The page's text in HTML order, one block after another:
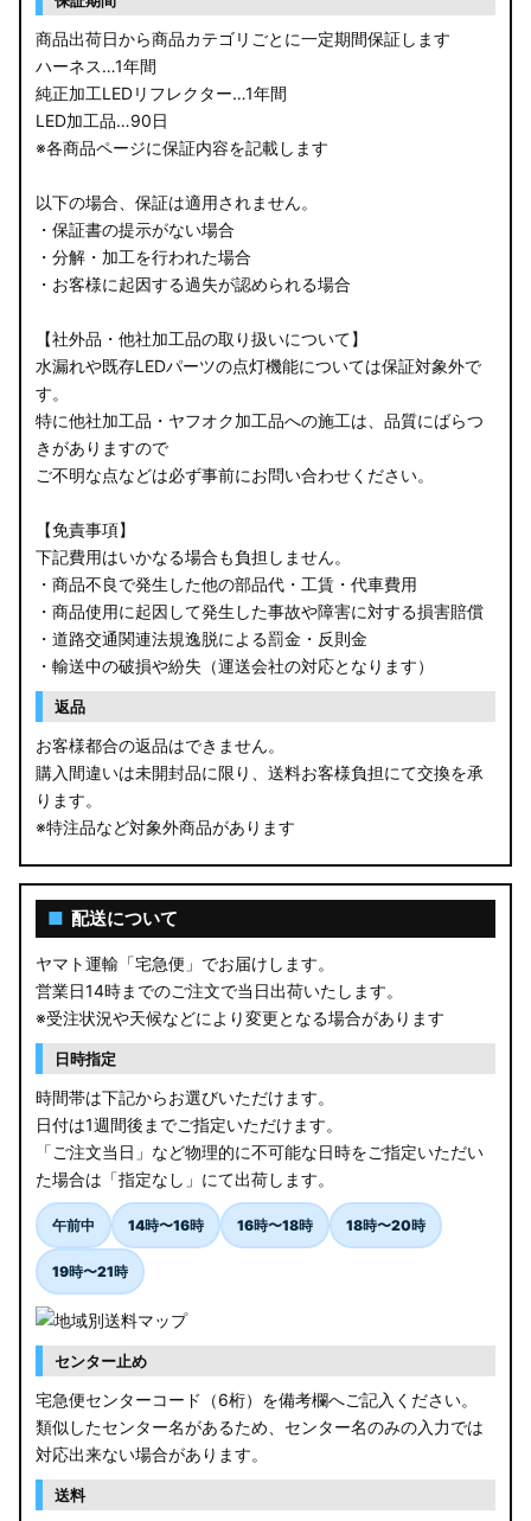
商品出荷日から商品カテゴリごとに一定期間保証します
ハーネス…1年間
純正加工LEDリフレクター…1年間
LED加工品…90日
※各商品ページに保証内容を記載します
以下の場合、保証は適用されません。
・保証書の提示がない場合
・分解・加工を行われた場合
・お客様に起因する過失が認められる場合
【社外品・他社加工品の取り扱いについて】
水漏れや既存LEDパーツの点灯機能については保証対象外で
す。
特に他社加工品・ヤフオク加工品への施工は、品質にばらつ
きがありますので
ご不明な点などは必ず事前にお問い合わせください。
【免責事項】
下記費用はいかなる場合も負担しません。
・商品不良で発生した他の部品代・工賃・代車費用
・商品使用に起因して発生した事故や障害に対する損害賠償
・道路交通関連法規逸脱による罰金・反則金
・輸送中の破損や紛失（運送会社の対応となります）
返品
お客様都合の返品はできません。
購入間違いは未開封品に限り、送料お客様負担にて交換を承
ります。
※特注品など対象外商品があります
■ 配送について
ヤマト運輸「宅急便」でお届けします。
営業日14時までのご注文で当日出荷いたします。
※受注状況や天候などにより変更となる場合があります
日時指定
時間帯は下記からお選びいただけます。
日付は1週間後までご指定いただけます。
「ご注文当日」など物理的に不可能な日時をご指定いただい
た場合は「指定なし」にて出荷します。
午前中 14時〜16時 16時〜18時 18時〜20時
19時〜21時
センター止め
宅急便センターコード（6桁）を備考欄へご記入ください。
類似したセンター名があるため、センター名のみの入力では
対応出来ない場合があります。
送料